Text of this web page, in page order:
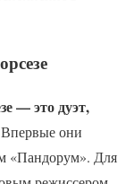
— это дуэт,
Впервые они
«Пандорум». Для